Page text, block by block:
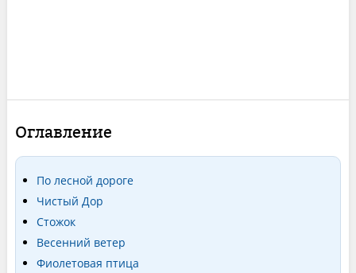
Оглавление
По лесной дороге
Чистый Дор
Стожок
Весенний ветер
Фиолетовая птица